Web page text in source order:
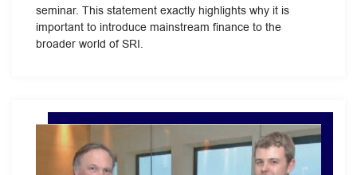
seminar. This statement exactly highlights why it is
important to introduce mainstream finance to the
broader world of SRI.